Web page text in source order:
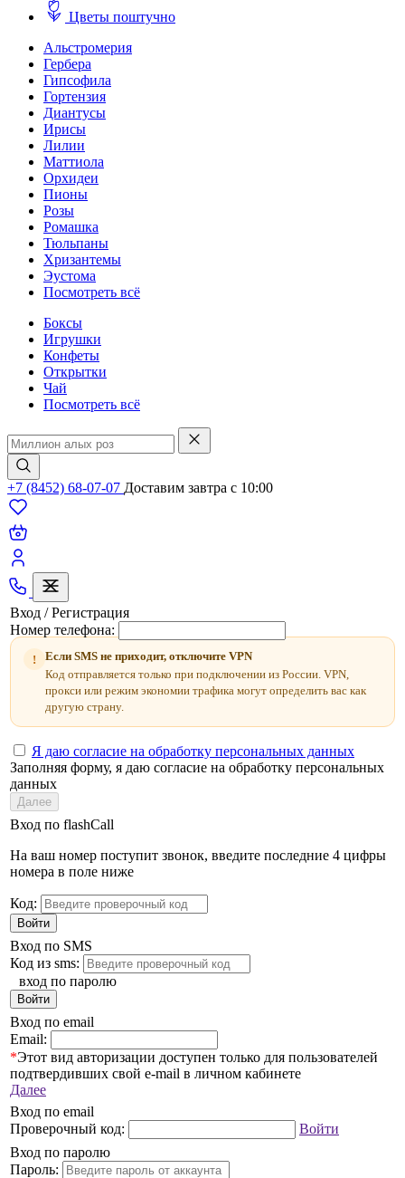
Цветы поштучно
Альстромерия
Гербера
Гипсофила
Гортензия
Диантусы
Ирисы
Лилии
Маттиола
Орхидеи
Пионы
Розы
Ромашка
Тюльпаны
Хризантемы
Эустома
Посмотреть всё
Боксы
Игрушки
Конфеты
Открытки
Чай
Посмотреть всё
+7 (8452) 68-07-07 Доставим завтра c 10:00
Вход / Регистрация
Номер телефона:
!
Если SMS не приходит, отключите VPN
Код отправляется только при подключении из России. VPN,
прокси или режим экономии трафика могут определить вас как
другую страну.
Я даю согласие на обработку персональных данных
Заполняя форму, я даю согласие на обработку персональных
данных
Далее
Вход по flashCall
На ваш номер поступит звонок, введите последние 4 цифры
номера в поле ниже
Код:
Войти
Вход по SMS
Код из sms:
вход по паролю
Войти
Вход по email
Email:
*Этот вид авторизации доступен только для пользователей
подтвердивших свой e-mail в личном кабинете
Далее
Вход по email
Проверочный код:
Войти
Вход по паролю
Пароль: